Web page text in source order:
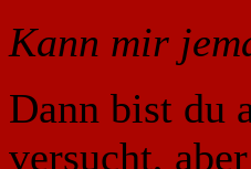
Kann mir
Dann bist du
versucht,